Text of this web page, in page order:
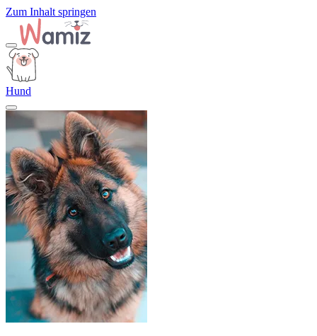
Zum Inhalt springen
Hund